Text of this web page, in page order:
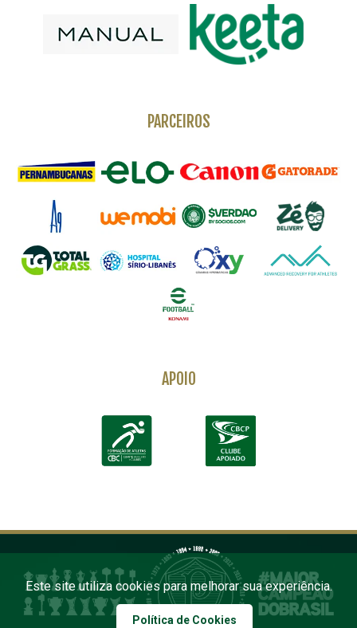
PARCEIROS
APOIO
Este site utiliza cookies para melhorar sua experiência.
Política de Cookies